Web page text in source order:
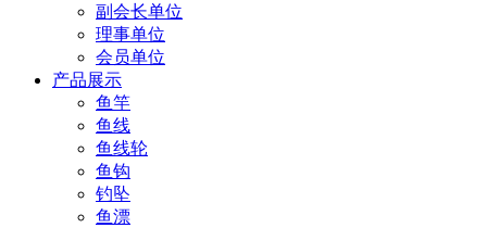
副会长单位
理事单位
会员单位
产品展示
鱼竿
鱼线
鱼线轮
鱼钩
钓坠
鱼漂